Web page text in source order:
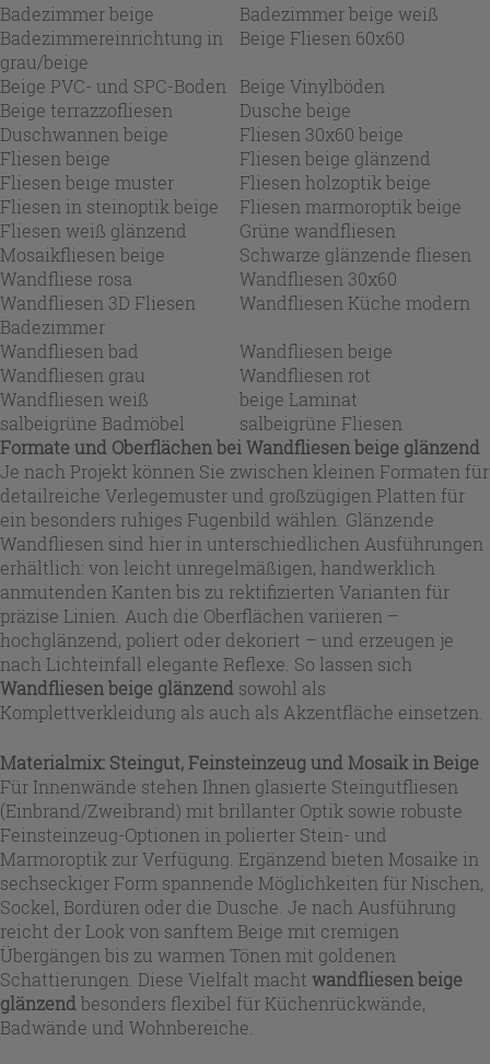
Badezimmer beige
Badezimmer beige weiß
Badezimmereinrichtung in
grau/beige
Beige Fliesen 60x60
Beige PVC- und SPC-Boden
Beige Vinylböden
Beige terrazzofliesen
Dusche beige
Duschwannen beige
Fliesen 30x60 beige
Fliesen beige
Fliesen beige glänzend
Fliesen beige muster
Fliesen holzoptik beige
Fliesen in steinoptik beige
Fliesen marmoroptik beige
Fliesen weiß glänzend
Grüne wandfliesen
Mosaikfliesen beige
Schwarze glänzende fliesen
Wandfliese rosa
Wandfliesen 30x60
Wandfliesen 3D Fliesen
Badezimmer
Wandfliesen Küche modern
Wandfliesen bad
Wandfliesen beige
Wandfliesen grau
Wandfliesen rot
Wandfliesen weiß
beige Laminat
salbeigrüne Badmöbel
salbeigrüne Fliesen
Formate und Oberflächen bei Wandfliesen beige glänzend
Je nach Projekt können Sie zwischen kleinen Formaten für
detailreiche Verlegemuster und großzügigen Platten für
ein besonders ruhiges Fugenbild wählen. Glänzende
Wandfliesen sind hier in unterschiedlichen Ausführungen
erhältlich: von leicht unregelmäßigen, handwerklich
anmutenden Kanten bis zu rektifizierten Varianten für
präzise Linien. Auch die Oberflächen variieren –
hochglänzend, poliert oder dekoriert – und erzeugen je
nach Lichteinfall elegante Reflexe. So lassen sich
Wandfliesen beige glänzend sowohl als
Komplettverkleidung als auch als Akzentfläche einsetzen.
Materialmix: Steingut, Feinsteinzeug und Mosaik in Beige
Für Innenwände stehen Ihnen glasierte Steingutfliesen
(Einbrand/Zweibrand) mit brillanter Optik sowie robuste
Feinsteinzeug-Optionen in polierter Stein- und
Marmoroptik zur Verfügung. Ergänzend bieten Mosaike in
sechseckiger Form spannende Möglichkeiten für Nischen,
Sockel, Bordüren oder die Dusche. Je nach Ausführung
reicht der Look von sanftem Beige mit cremigen
Übergängen bis zu warmen Tönen mit goldenen
Schattierungen. Diese Vielfalt macht wandfliesen beige
glänzend besonders flexibel für Küchenrückwände,
Badwände und Wohnbereiche.